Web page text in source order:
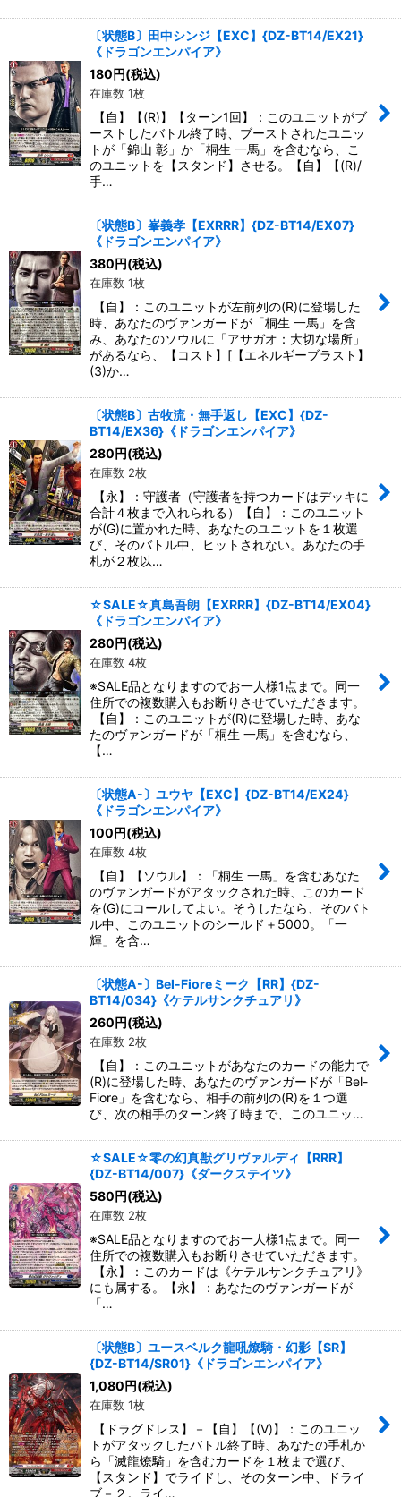
〔状態B〕田中シンジ【EXC】{DZ-BT14/EX21}
《ドラゴンエンパイア》
180円(税込)
在庫数 1枚
【自】【(R)】【ターン1回】：このユニットがブ
ーストしたバトル終了時、ブーストされたユニッ
トが「錦山 彰」か「桐生 一馬」を含むなら、こ
のユニットを【スタンド】させる。【自】【(R)/
手…
〔状態B〕峯義孝【EXRRR】{DZ-BT14/EX07}
《ドラゴンエンパイア》
380円(税込)
在庫数 1枚
【自】：このユニットが左前列の(R)に登場した
時、あなたのヴァンガードが「桐生 一馬」を含
み、あなたのソウルに「アサガオ：大切な場所」
があるなら、【コスト】[【エネルギーブラスト】
(3)か…
〔状態B〕古牧流・無手返し【EXC】{DZ-
BT14/EX36}《ドラゴンエンパイア》
280円(税込)
在庫数 2枚
【永】：守護者（守護者を持つカードはデッキに
合計４枚まで入れられる）【自】：このユニット
が(G)に置かれた時、あなたのユニットを１枚選
び、そのバトル中、ヒットされない。あなたの手
札が２枚以…
☆SALE☆真島吾朗【EXRRR】{DZ-BT14/EX04}
《ドラゴンエンパイア》
280円(税込)
在庫数 4枚
※SALE品となりますのでお一人様1点まで。同一
住所での複数購入もお断りさせていただきます。
【自】：このユニットが(R)に登場した時、あな
たのヴァンガードが「桐生 一馬」を含むなら、
【…
〔状態A-〕ユウヤ【EXC】{DZ-BT14/EX24}
《ドラゴンエンパイア》
100円(税込)
在庫数 4枚
【自】【ソウル】：「桐生 一馬」を含むあなた
のヴァンガードがアタックされた時、このカード
を(G)にコールしてよい。そうしたなら、そのバト
ル中、このユニットのシールド＋5000。「一
輝」を含…
〔状態A-〕Bel-Fioreミーク【RR】{DZ-
BT14/034}《ケテルサンクチュアリ》
260円(税込)
在庫数 2枚
【自】：このユニットがあなたのカードの能力で
(R)に登場した時、あなたのヴァンガードが「Bel-
Fiore」を含むなら、相手の前列の(R)を１つ選
び、次の相手のターン終了時まで、このユニッ…
☆SALE☆零の幻真獣グリヴァルディ【RRR】
{DZ-BT14/007}《ダークステイツ》
580円(税込)
在庫数 2枚
※SALE品となりますのでお一人様1点まで。同一
住所での複数購入もお断りさせていただきます。
【永】：このカードは《ケテルサンクチュアリ》
にも属する。【永】：あなたのヴァンガードが
「…
〔状態B〕ユースベルク龍吼燎騎・幻影【SR】
{DZ-BT14/SR01}《ドラゴンエンパイア》
1,080円(税込)
在庫数 1枚
【ドラグドレス】－【自】【(V)】：このユニッ
トがアタックしたバトル終了時、あなたの手札か
ら「滅龍燎騎」を含むカードを１枚まで選び、
【スタンド】でライドし、そのターン中、ドライ
ブ－２。ライ…